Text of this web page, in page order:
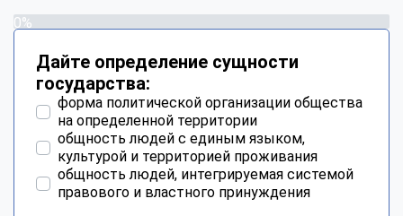
0%
Дайте определение сущности
государства:
форма политической организации общества
на определенной территории
общность людей с единым языком,
культурой и территорией проживания
общность людей, интегрируемая системой
правового и властного принуждения